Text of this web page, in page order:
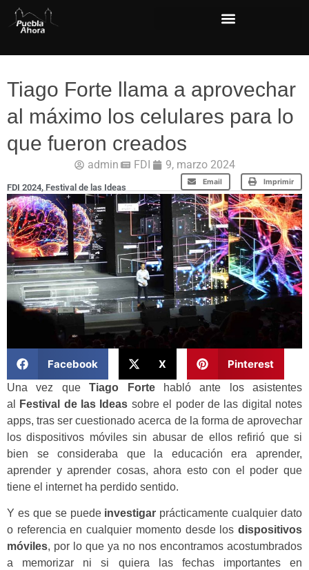
Tiago Forte llama a aprovechar
al máximo los celulares para lo
que fueron creados
admin FDI 9, marzo 2024
Email Imprimir
FDI 2024, Festival de las Ideas
Facebook X Pinterest
Una vez queTiago Fortehabló ante los asistentes
al
Festival de las Ideas sobre el poder de las digital notes
apps, tras ser cuestionado acerca de la forma de aprovechar
los dispositivos móviles sin abusar de ellos refirió que si
bien se consideraba que la educación era aprender,
aprender y aprender cosas, ahora esto con el poder que
tiene el internet ha perdido sentido.
Y es que se puede investigar prácticamente cualquier dato
o referencia en cualquier momento desde los dispositivos
móviles, por lo que ya no nos encontramos acostumbrados
a memorizar ni si quiera las fechas importantes en